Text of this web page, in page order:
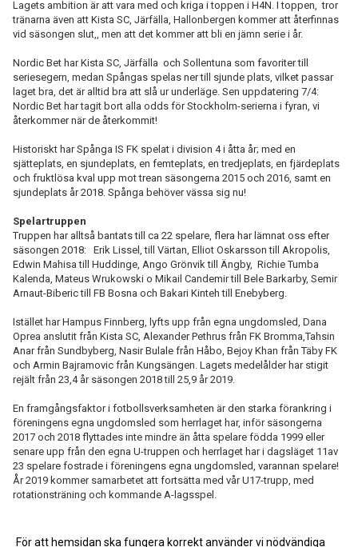
Lagets ambition är att vara med och kriga i toppen i H4N. I toppen, tror
tränarna även att Kista SC, Järfälla, Hallonbergen kommer att återfinnas
vid säsongen slut,, men att det kommer att bli en jämn serie i år.
Nordic Bet har Kista SC, Järfälla och Sollentuna som favoriter till
seriesegern, medan Spångas spelas ner till sjunde plats, vilket passar
laget bra, det är alltid bra att slå ur underläge. Sen uppdatering 7/4:
Nordic Bet har tagit bort alla odds för Stockholm-serierna i fyran, vi
återkommer när de återkommit!
Historiskt har Spånga IS FK spelat i division 4 i åtta år; med en
sjätteplats, en sjundeplats, en femte­plats, en tredjeplats, en fjärdeplats
och fruktlösa kval upp mot trean säsongerna 2015 och 2016, samt en
sjundeplats år 2018. Spånga behöver vässa sig nu!
Spelartruppen
Truppen har alltså bantats till ca 22 spelare, flera har lämnat oss efter
säsongen 2018: Erik Lissel, till Värtan, Elliot Oskarsson till Akropolis,
Edwin Mahisa till Huddinge, Ango Grönvik till Ängby, Richie Tumba
Kalenda, Mateus Wrukowski o Mikail Candemir till Bele Barkarby, Semir
Arnaut-Biberic till FB Bosna och Bakari Kinteh till Enebyberg.
Istället har Hampus Finnberg, lyfts upp från egna ungdomsled, Dana
Oprea anslutit från Kista SC, Alexander Pethrus från FK Bromma,Tahsin
Anar från Sundbyberg, Nasir Bulale från Håbo, Bejoy Khan från Täby FK
och Armin Bajramovic från Kungsängen. Lagets medelålder har stigit
rejält från 23,4 år säsongen 2018 till 25,9 år 2019.
En framgångsfaktor i fotbollsverksamheten är den starka förankring i
föreningens egna ungdomsled som herrlaget har, inför säsongerna
2017 och 2018 flyttades inte mindre än åtta spelare födda 1999 eller
senare upp från den egna U-truppen och herrlaget har i dagsläget 11av
23 spelare fostrade i föreningens egna ungdomsled, varannan spelare!
År 2019 kommer samarbetet att fortsätta med vår U17-trupp, med
rotationsträning och kommande A-lagsspel.
För att hemsidan ska fungera korrekt använder vi nödvändiga